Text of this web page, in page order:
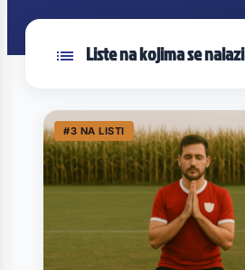
Liste na kojima se nalazi
#3 NA LISTI